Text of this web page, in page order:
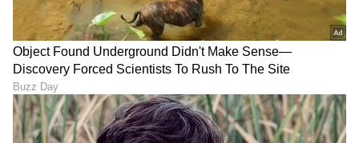
ದಳಪತಿ ವಿಜಯ್ ಮಗ 'ಸಿಗ್ಮಾ'
ಜೇಸನ್‌ ಸಂಜಯ್‌ಗೆ ಕನ್ನಡದ
'ಅದೊಂದು ಸಿನಿಮಾ' ತುಂಬಾ
ಇಷ್ಟವಂತೆ!
ರಶ್ಮಿಕಾ ಮಂದಣ್ಣರಂತೆ ಗ್ಲಾಮರಸ್
ಆಗಿ ಕಾಣಬೇಕಾ? ಹಬ್ಬಕ್ಕೆ ಈ ದೇಸಿ
ಔಟ್‌ಫಿಟ್‌ಗಳನ್ನು ಟ್ರೈ ಮಾಡಿ
LATEST VIDEOS
"ರಾಜಕೀಯ ಬೇಡ, ಸಿನಿಮಾನೇ ಪ್ರಾಣ":
ಕನಕೋತ್ಸವದಲ್ಲಿ ರಿಷಬ್ ಶೆಟ್ಟಿ | Rishab